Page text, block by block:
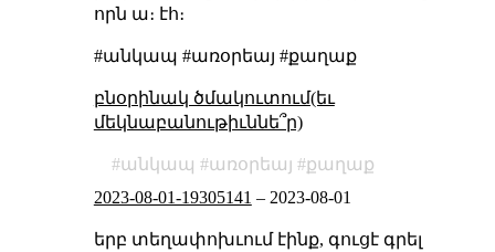
որն ա։ էհ։
#անկապ #առօրեայ #քաղաք
բնօրինակ ծմակուտում(եւ
մեկնաբանութիւննե՞ր)
անկապ առօրեայ
քաղաք
2023-08-01-19305141 – 2023-08-01
երբ տեղափոխւում էինք, գուցէ գրել